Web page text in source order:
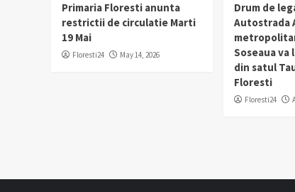
Primaria Floresti anunta
restrictii de circulatie Marti
19 Mai
Floresti24 May 14, 2026
Drum de
Autostrada
Soseaua
din satul
Floresti
Floresti24